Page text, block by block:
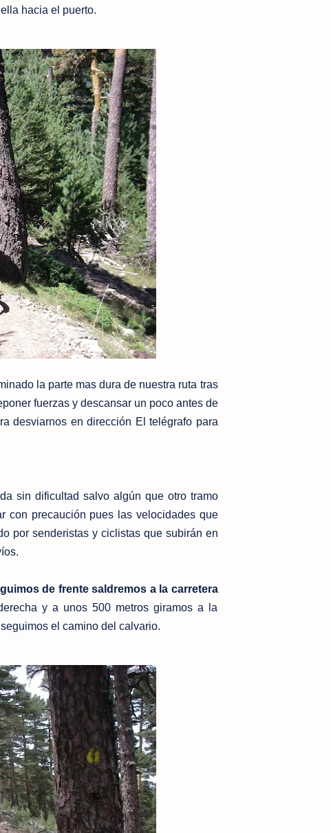
hacia el puerto.
la parte mas dura de nuestra ruta tras
fuerzas y descansar un poco antes de
desviarnos en dirección El telégrafo para
sin dificultad salvo algún que otro tramo
con precaución pues las velocidades que
por senderistas y ciclistas que subirán en
de frente saldremos a la carretera
y a unos 500 metros giramos a la
el camino del calvario.